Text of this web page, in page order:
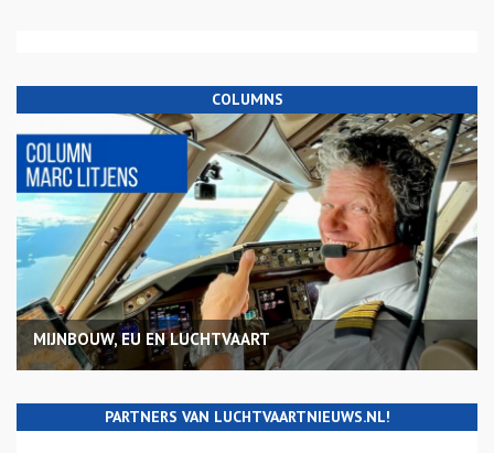
COLUMNS
MIJNBOUW, EU EN LUCHTVAART
PARTNERS VAN LUCHTVAARTNIEUWS.NL!